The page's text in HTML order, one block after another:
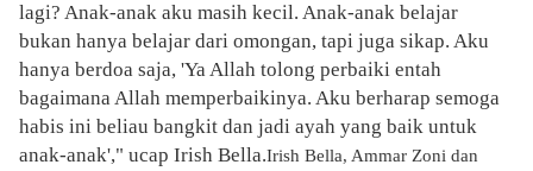
lagi? Anak-anak aku masih kecil. Anak-anak belajar
bukan hanya belajar dari omongan, tapi juga sikap. Aku
hanya berdoa saja, 'Ya Allah tolong perbaiki entah
bagaimana Allah memperbaikinya. Aku berharap semoga
habis ini beliau bangkit dan jadi ayah yang baik untuk
anak-anak'," ucap Irish Bella.Irish Bella, Ammar Zoni dan